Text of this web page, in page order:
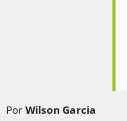
Por Wilson Garcia